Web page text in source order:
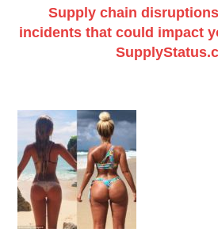
Supply chain
incidents that could impact